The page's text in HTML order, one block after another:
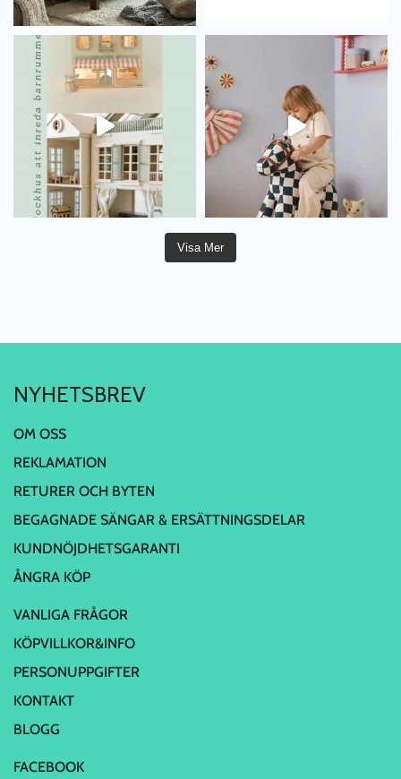
Visa Mer
NYHETSBREV
OM OSS
REKLAMATION
RETURER OCH BYTEN
BEGAGNADE SÄNGAR & ERSÄTTNINGSDELAR
KUNDNÖJDHETSGARANTI
ÅNGRA KÖP
VANLIGA FRÅGOR
KÖPVILLKOR&INFO
PERSONUPPGIFTER
KONTAKT
BLOGG
FACEBOOK